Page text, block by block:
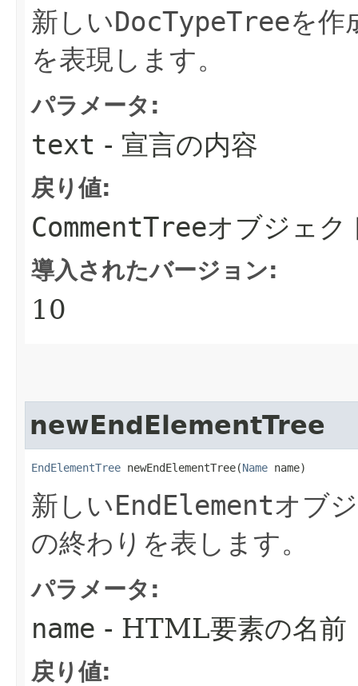
新しいDocTypeTreeを作
を表現します。
パラメータ:
text - 宣言の内容
戻り値:
CommentTreeオブジェク
導入されたバージョン:
10
newEndElementTree
EndElementTree newEndElementTree​(Name name)
新しいEndElementオブ
の終わりを表します。
パラメータ:
name - HTML要素の名前
戻り値: